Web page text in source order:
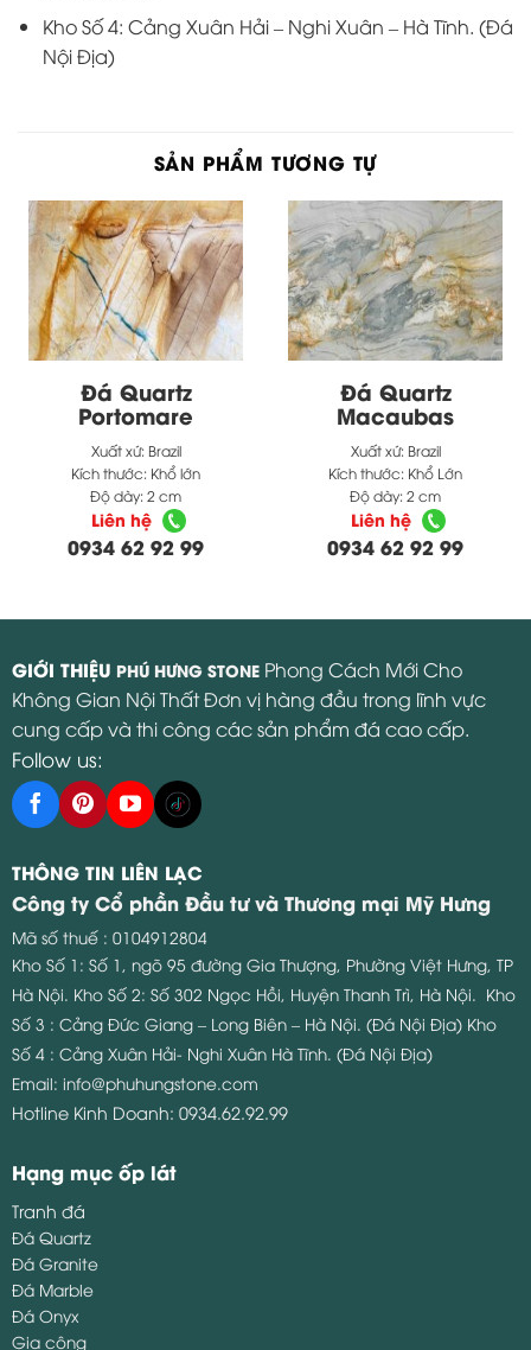
Kho Số 4: Cảng Xuân Hải – Nghi Xuân – Hà Tĩnh. (Đá
Nội Địa)
SẢN PHẨM TƯƠNG TỰ
Đá Quartz
Portomare
Xuất xứ: Brazil
Kích thước: Khổ lớn
Độ dày: 2 cm
Liên hệ
0934 62 92 99
Đá Quartz
Macaubas
Xuất xứ: Brazil
Kích thước: Khổ Lớn
Độ dày: 2 cm
Liên hệ
0934 62 92 99
GIỚI THIỆU PHÚ HƯNG STONE Phong Cách Mới Cho
Không Gian Nội Thất Đơn vị hàng đầu trong lĩnh vực
cung cấp và thi công các sản phẩm đá cao cấp.
Follow us:
THÔNG TIN LIÊN LẠC
Công ty Cổ phần Đầu tư và Thương mại Mỹ Hưng
Mã số thuế : 0104912804
Kho Số 1: Số 1, ngõ 95 đường Gia Thượng, Phường Việt Hưng, TP
Hà Nội. Kho Số 2: Số 302 Ngọc Hồi, Huyện Thanh Trì, Hà Nội. Kho
Số 3 : Cảng Đức Giang – Long Biên – Hà Nội. (Đá Nội Địa) Kho
Số 4 : Cảng Xuân Hải- Nghi Xuân Hà Tĩnh. (Đá Nội Địa)
Email: info@phuhungstone.com
Hotline Kinh Doanh: 0934.62.92.99
Hạng mục ốp lát
Tranh đá
Đá Quartz
Đá Granite
Đá Marble
Đá Onyx
Gia công